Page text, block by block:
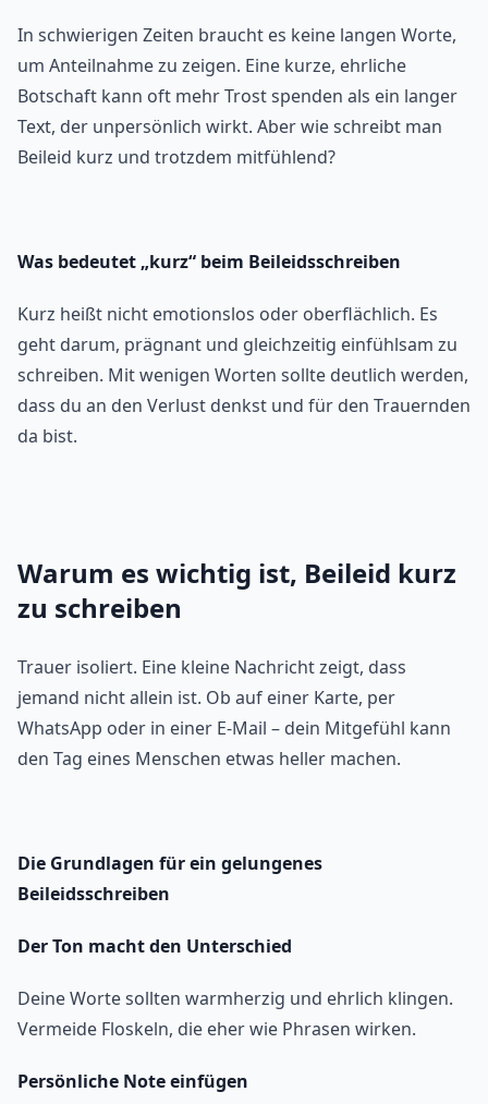
In schwierigen Zeiten braucht es keine langen Worte,
um Anteilnahme zu zeigen. Eine kurze, ehrliche
Botschaft kann oft mehr Trost spenden als ein langer
Text, der unpersönlich wirkt. Aber wie schreibt man
Beileid kurz und trotzdem mitfühlend?
Was bedeutet „kurz“ beim Beileidsschreiben
Kurz heißt nicht emotionslos oder oberflächlich. Es
geht darum, prägnant und gleichzeitig einfühlsam zu
schreiben. Mit wenigen Worten sollte deutlich werden,
dass du an den Verlust denkst und für den Trauernden
da bist.
Warum es wichtig ist, Beileid kurz
zu schreiben
Trauer isoliert. Eine kleine Nachricht zeigt, dass
jemand nicht allein ist. Ob auf einer Karte, per
WhatsApp oder in einer E-Mail – dein Mitgefühl kann
den Tag eines Menschen etwas heller machen.
Die Grundlagen für ein gelungenes
Beileidsschreiben
Der Ton macht den Unterschied
Deine Worte sollten warmherzig und ehrlich klingen.
Vermeide Floskeln, die eher wie Phrasen wirken.
Persönliche Note einfügen